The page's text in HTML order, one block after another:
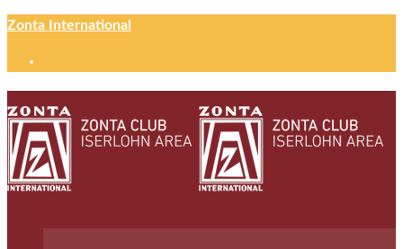
Zonta International